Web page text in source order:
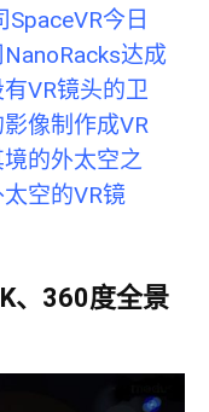
今日
达成
VR镜头的卫
像制作成VR
的外太空之
空的VR镜
、 360度全景